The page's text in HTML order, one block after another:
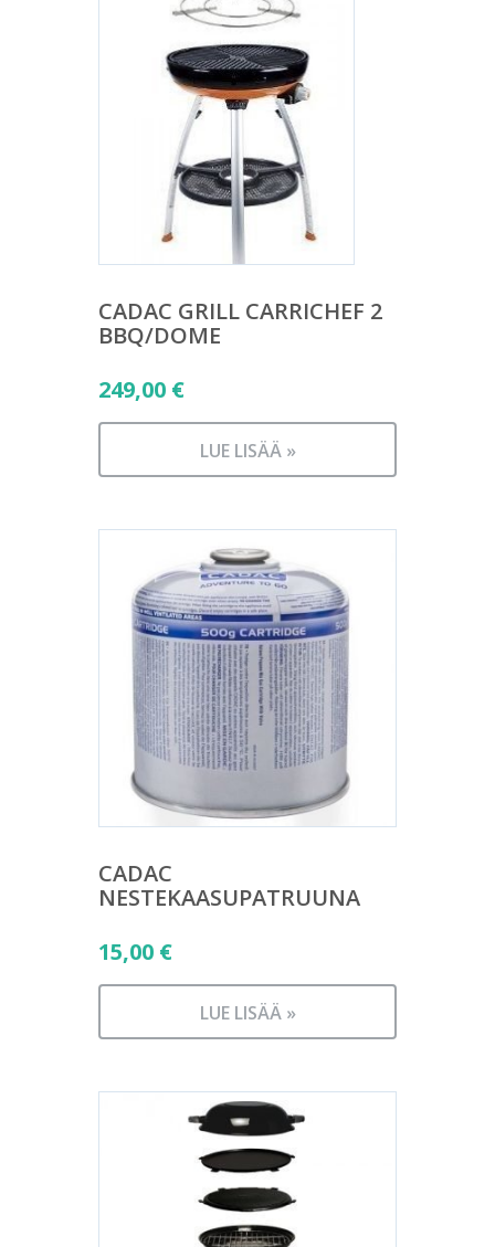
CADAC GRILL CARRICHEF 2
BBQ/DOME
249,00 €
LUE LISÄÄ »
CADAC
NESTEKAASUPATRUUNA
15,00 €
LUE LISÄÄ »